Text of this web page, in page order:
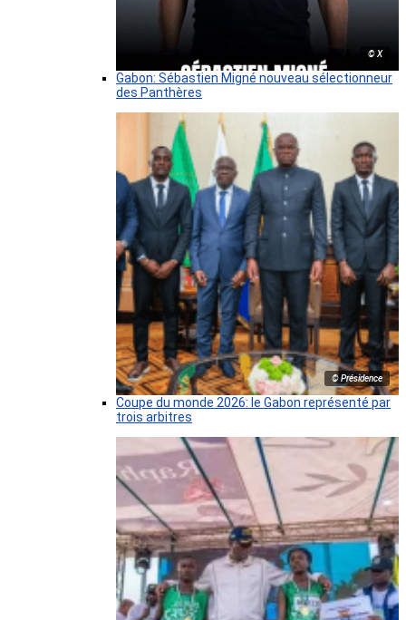
© X
Gabon: Sébastien Migné nouveau sélectionneur
des Panthères
© Présidence
Coupe du monde 2026: le Gabon représenté par
trois arbitres